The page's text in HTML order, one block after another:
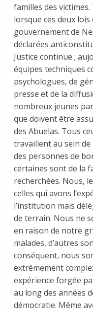
familles des
lorsque ces deux
gouvernement de
déclarées
Justice continue ;
équipes techniques
psychologues, de
presse et de la
nombreux jeunes
que doivent être
des Abuelas. Tous
travaillent au sein de
des personnes de
certaines sont de la
recherchées. Nous,
celles qui avons
l’institution mais
de terrain. Nous ne
en raison de notre
malades, d’autres
conséquent, nous
extrêmement
expérience forgée
au long des années
démocratie. Même